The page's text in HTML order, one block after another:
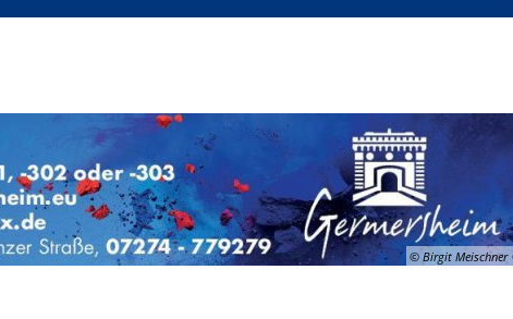
© Birgit Meischner